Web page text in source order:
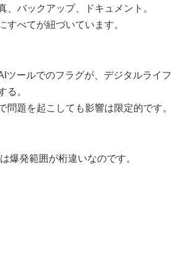
、バックアップ、ドキュメント。
すべてが紐づいています。
ツールでのフラグが、デジタルライフ
る。
問題を起こしても影響は限定的です。
爆発範囲が桁違いなのです。